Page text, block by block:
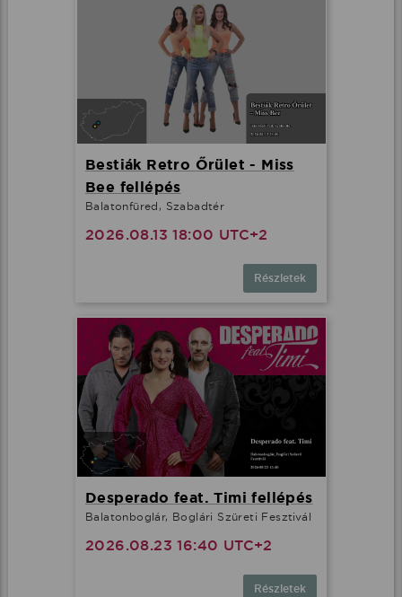
Bestiák Retro Őrület - Miss
Bee fellépés
Balatonfüred, Szabadtér
2026.08.13 18:00 UTC+2
Részletek
Desperado feat. Timi fellépés
Balatonboglár, Boglári Szüreti Fesztivál
2026.08.23 16:40 UTC+2
Részletek